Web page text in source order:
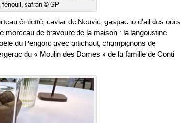
fenouil, safran © GP
émietté, caviar de Neuvic, gaspacho d’ail des ours,
morceau de bravoure de la maison : la langoustine
du Périgord avec artichaut, champignons de
du « Moulin des Dames » de la famille de Conti